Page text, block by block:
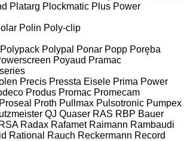
Platarg Plockmatic Plus Power
Polin Poly-clip
Polypack Polypal Ponar Popp Poręba
Poyaud Pramac
Precis Pressta Eisele Prima Power
Produs Promac Promecam
Proseal Proth Pullmax Pulsotronic Pumpex
QJ Quaser RAS RBP Bauer
RSA Radax Rafamet Raimann Rambaudi
Rational Rauch Reckermann Record